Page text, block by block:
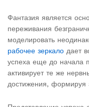
Фантазия является
переживания
моделировать
рабочее зеркало дает
успеха еще до начала
активирует те же
достижения, формируя